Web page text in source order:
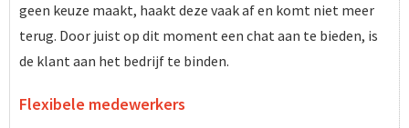
geen keuze maakt, haakt deze vaak af en komt niet meer
terug. Door juist op dit moment een chat aan te bieden, is
de klant aan het bedrijf te binden.
Flexibele medewerkers